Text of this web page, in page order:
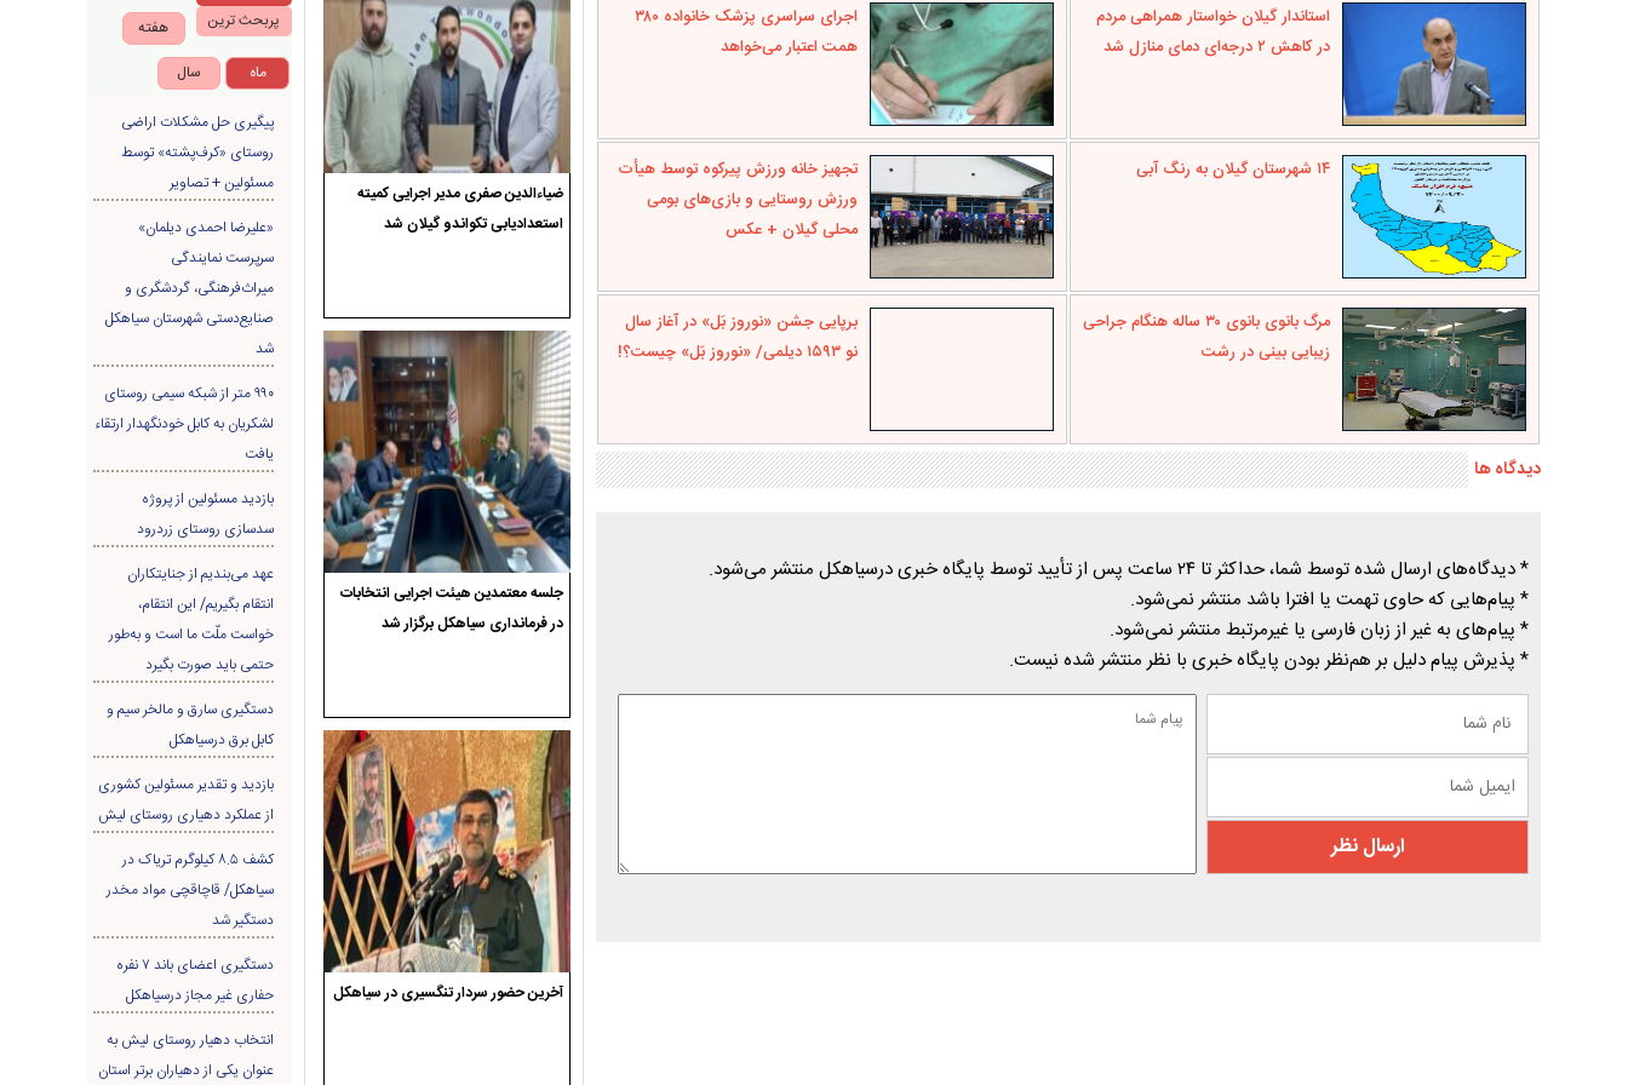
استاندار گیلان خواستار همراهی مردم
در کاهش ۲ درجه‌ای دمای منازل شد
اجرای سراسری پزشک خانواده ۳۸۰
همت اعتبار می‌خواهد
۱۴ شهرستان گیلان به رنگ آبی
تجهیز خانه ورزش پیرکوه توسط هیأت
ورزش روستایی و بازی‌های بومی
محلی گیلان + عکس
مرگ بانوی بانوی ۳۰ ساله هنگام جراحی
زیبایی بینی در رشت
برپایی جشن «نوروز بَل» در آغاز سال
نو ۱۵۹۳ دیلمی/ «نوروز بَل» چیست؟!
دیدگاه ها
* دیدگاه‌های ارسال شده توسط شما، حداکثر تا ۲۴ ساعت پس از تأیید توسط پایگاه خبری درسیاهکل منتشر می‌شود.
* پیام‌هایی که حاوی تهمت یا افترا باشد منتشر نمی‌شود.
* پیام‌های به غیر از زبان فارسی یا غیرمرتبط منتشر نمی‌شود.
* پذیرش پیام دلیل بر هم‌نظر بودن پایگاه خبری با نظر منتشر شده نیست.
ضیاءالدین صفری مدیر اجرایی کمیته
استعدادیابی تکواندو گیلان شد
جلسه معتمدین هیئت اجرایی انتخابات
در فرمانداری سیاهکل برگزار شد
آخرین حضور سردار تنگسیری در سیاهکل
پربحث ترین
هفته
ماه
سال
پیگیری حل مشکلات اراضی
روستای «کرف‌پشته» توسط
مسئولین + تصاویر
«علیرضا احمدی دیلمان»
سرپرست نمایندگی
میراث‌فرهنگی، گردشگری و
صنایع‌دستی شهرستان سیاهکل
شد
۹۹۰ متر از شبکه سیمی روستای
لشکریان به کابل خودنگهدار ارتقاء
یافت
بازدید مسئولین از پروژه
سدسازی روستای زردرود
عهد می‌بندیم از جنایتکاران
انتقام بگیریم/ این انتقام،
خواست ملّت ما است و به‌طور
حتمی باید صورت بگیرد
دستگیری سارق و مالخر سیم و
کابل برق درسیاهکل
بازدید و تقدیر مسئولین کشوری
از عملکرد دهیاری روستای لیش
کشف ۸.۵ کیلوگرم تریاک در
سیاهکل/ قاچاقچی مواد مخدر
دستگیر شد
دستگیری اعضای باند ۷ نفره
حفاری غير مجاز درسیاهکل
انتخاب دهیار روستای لیش به
عنوان یکی از دهیاران برتر استان